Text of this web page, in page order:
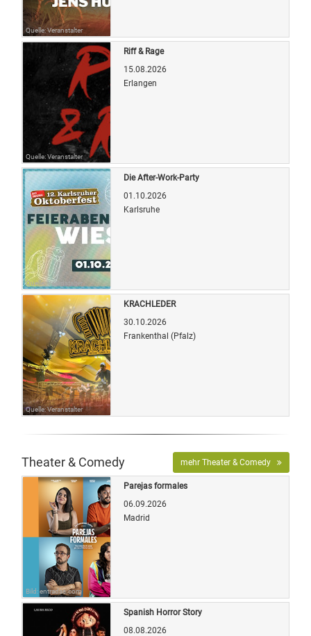
Quelle: Veranstalter
Quelle: Veranstalter
Riff & Rage
15.08.2026
Erlangen
Quelle: Veranstalter
Die After-Work-Party
01.10.2026
Karlsruhe
Quelle: Veranstalter
KRACHLEDER
30.10.2026
Frankenthal (Pfalz)
Theater & Comedy mehr Theater & Comedy
Bild: entradas.com
Parejas formales
06.09.2026
Madrid
Spanish Horror Story
08.08.2026